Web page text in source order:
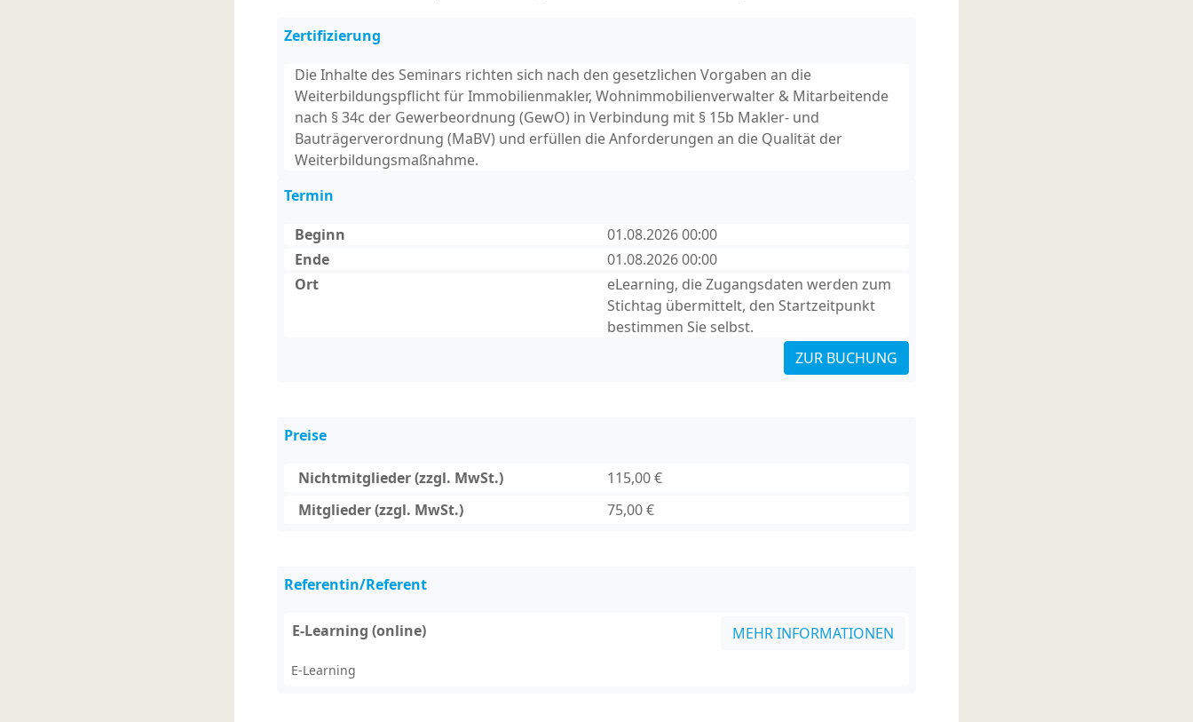
Zertifizierung
Die Inhalte des Seminars richten sich nach den gesetzlichen Vorgaben an die
Weiterbildungspflicht für Immobilienmakler, Wohnimmobilienverwalter & Mitarbeitende
nach § 34c der Gewerbeordnung (GewO) in Verbindung mit § 15b Makler- und
Bauträgerverordnung (MaBV) und erfüllen die Anforderungen an die Qualität der
Weiterbildungsmaßnahme.
Termin
Beginn
01.08.2026 00:00
Ende
01.08.2026 00:00
Ort
eLearning, die Zugangsdaten werden zum
Stichtag übermittelt, den Startzeitpunkt
bestimmen Sie selbst.
ZUR BUCHUNG
Preise
Nichtmitglieder (zzgl. MwSt.)
115,00 €
Mitglieder (zzgl. MwSt.)
75,00 €
Referentin/Referent
E-Learning (online) MEHR INFORMATIONEN
E-Learning